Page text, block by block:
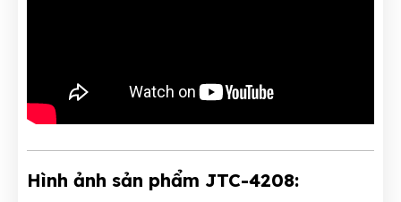
Hình ảnh sản phẩm JTC-4208: